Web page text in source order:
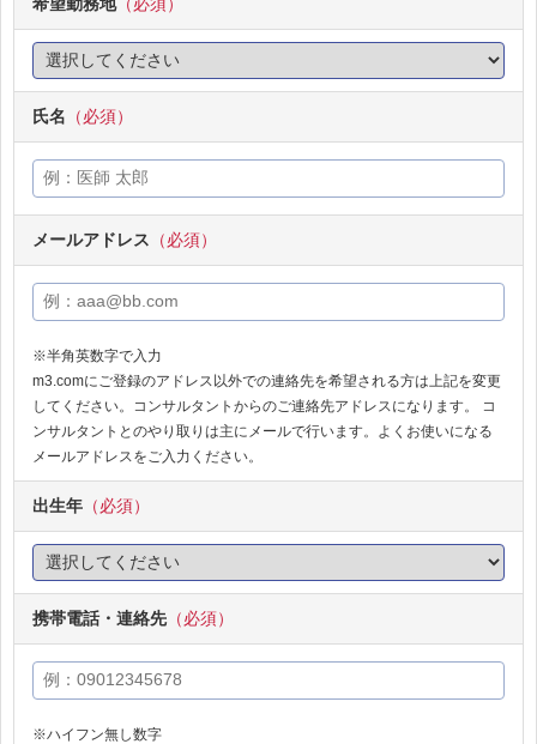
氏名 （必須）
メールアドレス （必須）
※半角英数字で入力
m3.comにご登録のアドレス以外での連絡先を希望される方は上記を変更
してください。コンサルタントからのご連絡先アドレスになります。 コ
ンサルタントとのやり取りは主にメールで行います。よくお使いになる
メールアドレスをご入力ください。
出生年 （必須）
携帯電話・連絡先 （必須）
※ハイフン無し数字